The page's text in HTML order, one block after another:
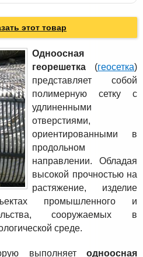
этот товар
Одноосная
георешетка (геосетка)
представляет собой
полимерную сетку с
удлиненными
отверстиями,
ориентированными в
продольном
направлении. Обладая
высокой прочностью на
растяжение, изделие
промышленного и
сооружаемых в
среде.
выполняет одноосная